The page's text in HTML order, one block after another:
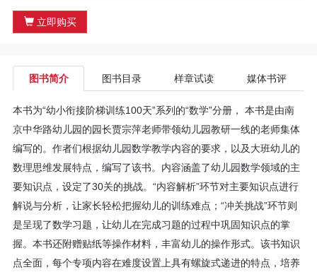
专
区
课
资
立即购买
图书简介 图书目录 样章试读 媒体书评
本书为“幼小衔接阶梯训练100天”系列的“数学”分册， 本书是由南
京中华路幼儿园的园长贾宗萍老师带领幼儿园教研一线的老师集体
编写的。作者们根据幼儿园数学教学内容的要求，以及大班幼儿的
数理思维发展特点，编写了该书。内容涵盖了幼儿园数学领域的主
要知识点，设定了30关的挑战。“内容解析”环节对主要知识点进行
解说与分析，让家长轻松把握幼儿的训练难点；“冲关挑战”环节则
是呈现了数学习题，让幼儿在完成习题的过程中巩固知识点的掌
握。本书还附赠贴纸等操作材料，丰富幼儿的操作形式。该书知识
点全面，每个专项内容在难度设置上具有螺旋式递进的特点，培养